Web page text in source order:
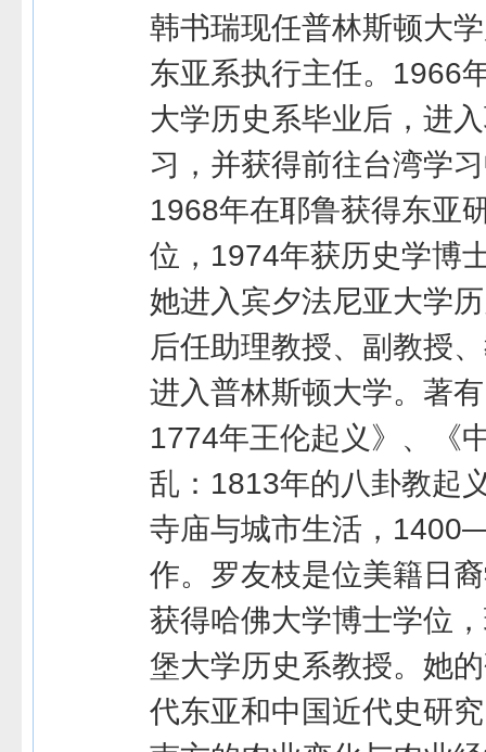
韩书瑞现任普林斯顿大
东亚系执行主任。1966
大学历史系毕业后，进
习，并获得前往台湾学
1968年在耶鲁获得东亚
位，1974年获历史学博
她进入宾夕法尼亚大学
后任助理教授、副教授
进入普林斯顿大学。著
1774年王伦起义》、《
乱：1813年的八卦教起
寺庙与城市生活，
作。罗友枝是位美籍日
获得哈佛大学博士学位
堡大学历史系教授。她
代东亚和中国近代史研